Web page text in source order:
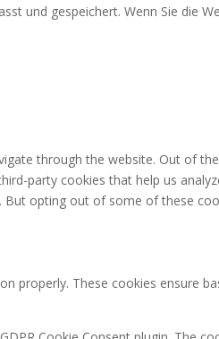
und gespeichert. Wenn Sie die
through the website. Out of
party cookies that help us
opting out of some of these
properly. These cookies ensure